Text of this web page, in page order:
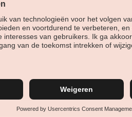
Opmerking:
voorbereidt
vervolgens
reactieve
instructies
Tip: Om de
geschilderd